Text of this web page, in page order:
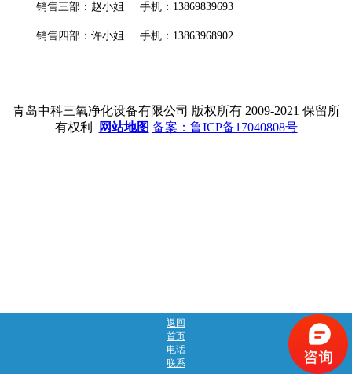
销售三部：赵小姐 手机：13869839693
销售四部：许小姐 手机：13863968902
青岛中科三氧净化设备有限公司 版权所有 2009-2021 保留所
有权利
网站地图 备案：鲁ICP备17040808号
返回
首页
电话
联系